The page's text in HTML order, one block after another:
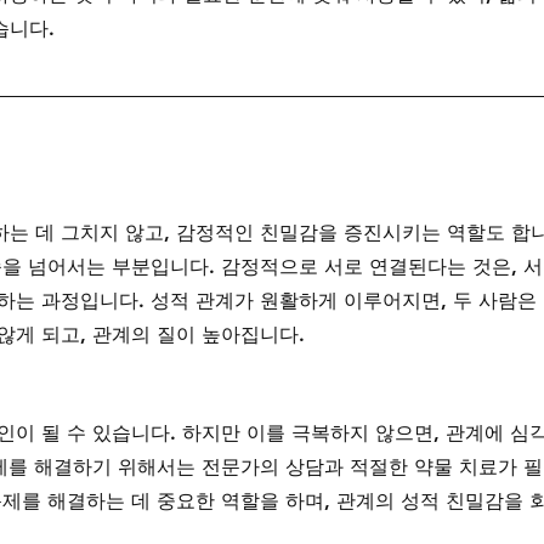
니다.
데 그치지 않고, 감정적인 친밀감을 증진시키는 역할도 합
넘어서는 부분입니다. 감정적으로 서로 연결된다는 것은,
는 과정입니다. 성적 관계가 원활하게 이루어지면, 두 사람
게 되고, 관계의 질이 높아집니다.
이 될 수 있습니다. 하지만 이를 극복하지 않으면, 관계에 심
해결하기 위해서는 전문가의 상담과 적절한 약물 치료가
를 해결하는 데 중요한 역할을 하며, 관계의 성적 친밀감을